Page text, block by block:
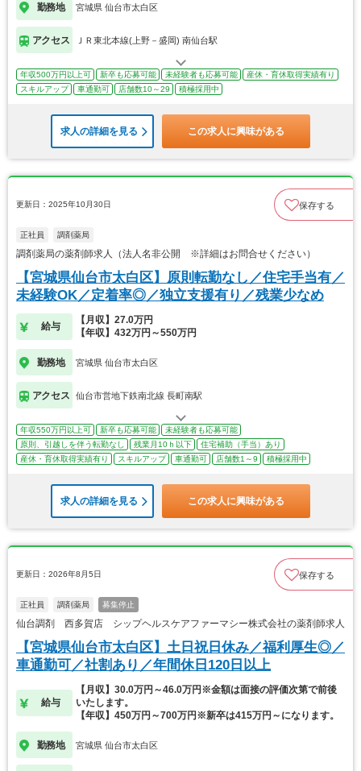
勤務地 宮城県 仙台市太白区
アクセス ＪＲ東北本線(上野－盛岡) 南仙台駅
年収500万円以上可 新卒も応募可能 未経験者も応募可能
産休・育休取得実績有り
スキルアップ
車通勤可 店舗数10～29 積極採用中
求人の詳細を見る この求人に興味がある
更新日：2025年10月30日 保存する
正社員 調剤薬局
調剤薬局の薬剤師求人（法人名非公開 ※詳細はお問合せください）
【宮城県仙台市太白区】原則転勤なし／住宅手当有／
未経験OK／定着率◎／独立支援有り／残業少なめ
給与
【月収】27.0万円
【年収】432万円～550万円
勤務地 宮城県 仙台市太白区
アクセス 仙台市営地下鉄南北線 長町南駅
年収550万円以上可 新卒も応募可能
未経験者も応募可能
原則、引越しを伴う転勤なし
残業月10ｈ以下
住宅補助（手当）あり
産休・育休取得実績有り
スキルアップ 車通勤可 店舗数1～9 積極採用中
求人の詳細を見る この求人に興味がある
更新日：2026年8月5日 保存する
正社員 調剤薬局 募集停止
仙台調剤 西多賀店 シップヘルスケアファーマシー株式会社の薬剤師求人
【宮城県仙台市太白区】土日祝日休み／福利厚生◎／
車通勤可／社割あり／年間休日120日以上
給与
【月収】30.0万円～46.0万円※金額は面接の評価次第で前後
いたします。
【年収】450万円～700万円※新卒は415万円～になります。
勤務地 宮城県 仙台市太白区